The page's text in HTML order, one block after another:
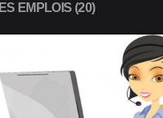
EMPLOIS (20)